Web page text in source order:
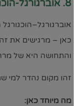
אוברגורגל–הוכגורגל
כאן – מרגישים את זה
והתחושה היא של
זהו מקום נהדר למי
מה מיוחד כאן: